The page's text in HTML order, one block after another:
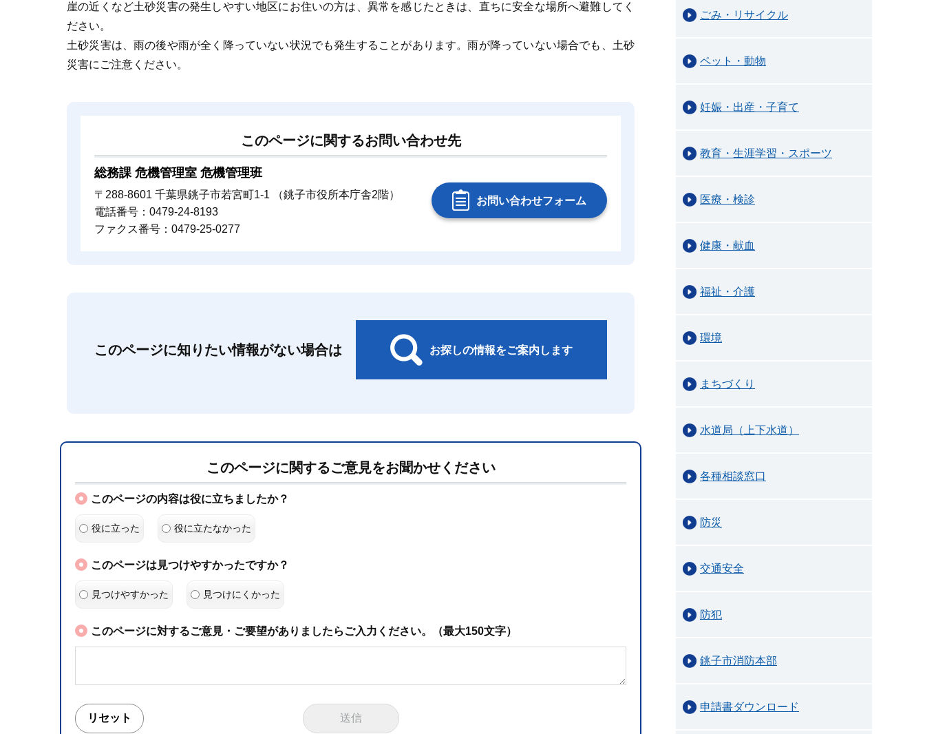
崖の近くなど土砂災害の発生しやすい地区にお住いの方は、異常を感じたときは、直ちに安全な場所へ避難してく
ださい。
土砂災害は、雨の後や雨が全く降っていない状況でも発生することがあります。雨が降っていない場合でも、土砂
災害にご注意ください。
このページに関するお問い合わせ先
総務課 危機管理室 危機管理班
〒288-8601 千葉県銚子市若宮町1-1 （銚子市役所本庁舎2階）
電話番号：0479-24-8193
ファクス番号：0479-25-0277
お問い合わせフォーム
このページに知りたい情報がない場合は お探しの情報をご案内します
このページに関するご意見をお聞かせください
このページの内容は役に立ちましたか？
役に立った 役に立たなかった
このページは見つけやすかったですか？
見つけやすかった 見つけにくかった
このページに対するご意見・ご要望がありましたらご入力ください。（最大150文字）
ごみ・リサイクル
ペット・動物
妊娠・出産・子育て
教育・生涯学習・スポーツ
医療・検診
健康・献血
福祉・介護
環境
まちづくり
水道局（上下水道）
各種相談窓口
防災
交通安全
防犯
銚子市消防本部
申請書ダウンロード